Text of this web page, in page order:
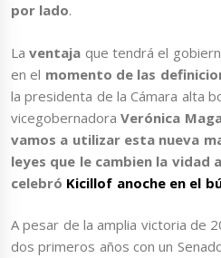
por lado.
Laventaja que tendrá el
en el momento de las
la presidenta de la Cámara alta
vicegobernadoraVerónica
vamos a utilizar esta nueva
leyes que le cambien la vidad
celebró Kicillof anoche en el
A pesar de la amplia victoria de
dos primeros años con un